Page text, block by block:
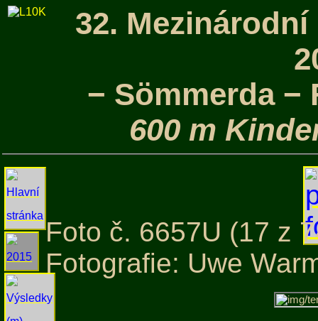
32.
− Sömmerda −
600 m
Foto č. 6657U (17 z
Fotografie: Uwe